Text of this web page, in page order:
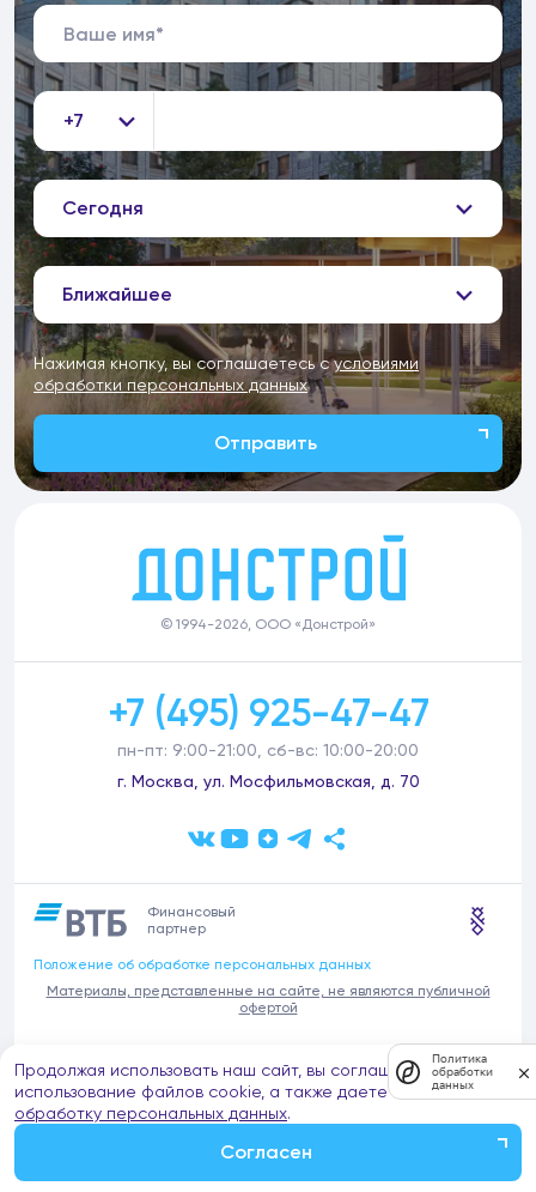
+7
Сегодня
Ближайшее
Нажимая кнопку, вы соглашаетесь сусловиями
обработки персональных данных
Отправить
© 1994-2026, ООО «Донстрой»
+7 (495) 925-47-47
пн-пт: 9:00-21:00, сб-вс: 10:00-20:00
г. Москва, ул. Мосфильмовская, д. 70
Финансовый
партнер
Положение об обработке персональных данных
Материалы, представленные на сайте, не являются публичной
офертой
В связи с участившимися случаями предложений частных услуг от
имени компании Донстрой (проведения ремонтов, продажи
отделочных материалов и т.п.), обращаем внимание на то, что
компания Донстрой не оказывает таких услуг, не имеет
представительств такого профиля и не обращается к частным
Продолжая использовать наш сайт, вы соглашаетесь на
использование файлов cookie, а также даете согласие на
обработку персональных данных.
Согласен
Политика
обработки
данных